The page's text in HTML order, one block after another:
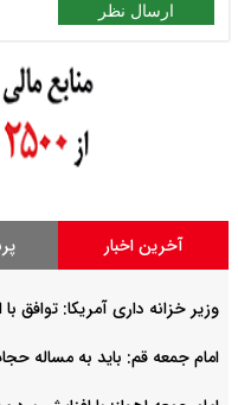
ارسال نظر
آخرین اخبار
وزیر خزانه داری آمریکا: توافق
امام جمعه قم: باید به مساله